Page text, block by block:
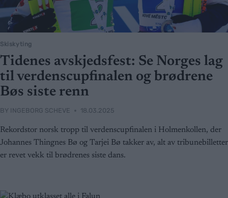
Skiskyting
Tidenes avskjedsfest: Se Norges lag
til verdenscupfinalen og brødrene
Bøs siste renn
BY INGEBORG SCHEVE 18.03.2025
Rekordstor norsk tropp til verdenscupfinalen i Holmenkollen, der
Johannes Thingnes Bø og Tarjei Bø takker av, alt av tribunebilletter
er revet vekk til brødrenes siste dans.